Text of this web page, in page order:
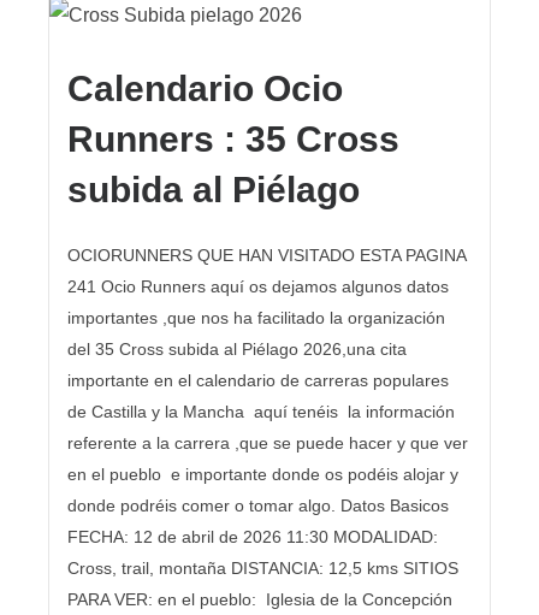
Calendario Ocio
Runners : 35 Cross
subida al Piélago
OCIORUNNERS QUE HAN VISITADO ESTA PAGINA
241 Ocio Runners aquí os dejamos algunos datos
importantes ,que nos ha facilitado la organización
del 35 Cross subida al Piélago 2026,una cita
importante en el calendario de carreras populares
de Castilla y la Mancha aquí tenéis la información
referente a la carrera ,que se puede hacer y que ver
en el pueblo e importante donde os podéis alojar y
donde podréis comer o tomar algo. Datos Basicos
FECHA: 12 de abril de 2026 11:30 MODALIDAD:
Cross, trail, montaña DISTANCIA: 12,5 kms SITIOS
PARA VER: en el pueblo: Iglesia de la Concepción